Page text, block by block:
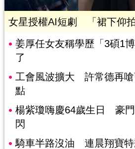
女星授權AI短劇 「裙下仰
姜厚任女友稱學歷「3碩1
了
工會風波擴大 許常德再嗆
點
楊紫瓊嗨慶64歲生日 豪
閃
騎車半路沒油 連晨翔寶特